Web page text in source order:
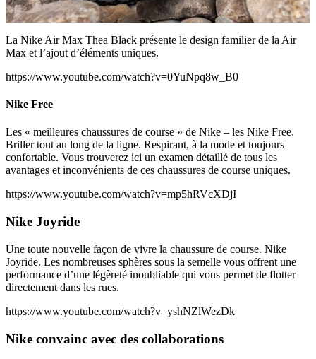
La Nike Air Max Thea Black présente le design familier de la Air
Max et l’ajout d’éléments uniques.
https://www.youtube.com/watch?v=0YuNpq8w_B0
Nike Free
Les « meilleures chaussures de course » de Nike – les Nike Free.
Briller tout au long de la ligne. Respirant, à la mode et toujours
confortable. Vous trouverez ici un examen détaillé de tous les
avantages et inconvénients de ces chaussures de course uniques.
https://www.youtube.com/watch?v=mp5hRVcXDjI
Nike Joyride
Une toute nouvelle façon de vivre la chaussure de course. Nike
Joyride. Les nombreuses sphères sous la semelle vous offrent une
performance d’une légèreté inoubliable qui vous permet de flotter
directement dans les rues.
https://www.youtube.com/watch?v=yshNZlWezDk
Nike convainc avec des collaborations